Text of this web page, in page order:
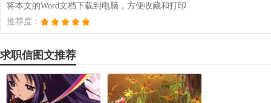
将本文的Word文档下载到电脑，方便收藏和打印
推荐度：
求职信图文推荐